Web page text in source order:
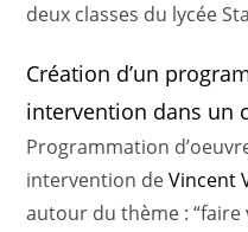
deux classes du lycée
Création d’un
intervention dans un
Programmation
intervention deVincent
autour du thème :